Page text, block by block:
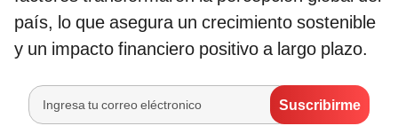
país, lo que asegura un crecimiento sostenible
y un impacto financiero positivo a largo plazo.